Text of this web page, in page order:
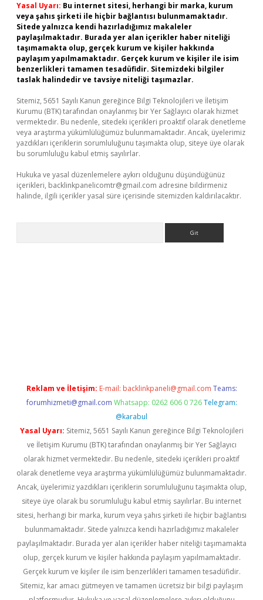
Yasal Uyarı: Bu internet sitesi, herhangi bir marka, kurum
veya şahıs şirketi ile hiçbir bağlantısı bulunmamaktadır.
Sitede yalnızca kendi hazırladığımız makaleler
paylaşılmaktadır. Burada yer alan içerikler haber niteliği
taşımamakta olup, gerçek kurum ve kişiler hakkında
paylaşım yapılmamaktadır. Gerçek kurum ve kişiler ile isim
benzerlikleri tamamen tesadüfidir. Sitemizdeki bilgiler
taslak halindedir ve tavsiye niteliği taşımazlar.
Sitemiz, 5651 Sayılı Kanun gereğince Bilgi Teknolojileri ve İletişim
Kurumu (BTK) tarafından onaylanmış bir Yer Sağlayıcı olarak hizmet
vermektedir. Bu nedenle, sitedeki içerikleri proaktif olarak denetleme
veya araştırma yükümlülüğümüz bulunmamaktadır. Ancak, üyelerimiz
yazdıkları içeriklerin sorumluluğunu taşımakta olup, siteye üye olarak
bu sorumluluğu kabul etmiş sayılırlar.
Hukuka ve yasal düzenlemelere aykırı olduğunu düşündüğünüz
içerikleri, backlinkpanelicomtr@gmail.com adresine bildirmeniz
halinde, ilgili içerikler yasal süre içerisinde sitemizden kaldırılacaktır.
Reklam ve İletişim: E-mail: backlinkpaneli@gmail.com Teams:
forumhizmeti@gmail.com Whatsapp: 0262 606 0 726 Telegram:
@karabul
Yasal Uyarı: Sitemiz, 5651 Sayılı Kanun gereğince Bilgi Teknolojileri
ve İletişim Kurumu (BTK) tarafından onaylanmış bir Yer Sağlayıcı
olarak hizmet vermektedir. Bu nedenle, sitedeki içerikleri proaktif
olarak denetleme veya araştırma yükümlülüğümüz bulunmamaktadır.
Ancak, üyelerimiz yazdıkları içeriklerin sorumluluğunu taşımakta olup,
siteye üye olarak bu sorumluluğu kabul etmiş sayılırlar. Bu internet
sitesi, herhangi bir marka, kurum veya şahıs şirketi ile hiçbir bağlantısı
bulunmamaktadır. Sitede yalnızca kendi hazırladığımız makaleler
paylaşılmaktadır. Burada yer alan içerikler haber niteliği taşımamakta
olup, gerçek kurum ve kişiler hakkında paylaşım yapılmamaktadır.
Gerçek kurum ve kişiler ile isim benzerlikleri tamamen tesadüfidir.
Sitemiz, kar amacı gütmeyen ve tamamen ücretsiz bir bilgi paylaşım